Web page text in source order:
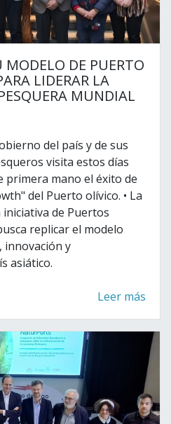
MODELO DE PUERTO
LIDERAR LA
MUNDIAL
del país y de sus
visita estos días
primera mano el éxito de
del Puerto olívico. • La
de Puertos
replicar el modelo
innovación y
asiático.
Leer más